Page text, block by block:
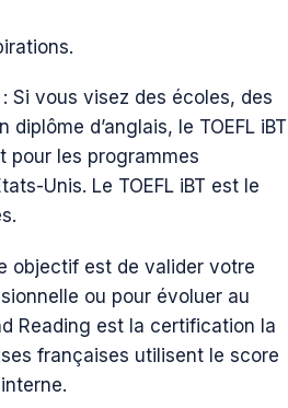
Si vous visez des écoles, des
d’anglais, le TOEFL iBT
pour les programmes
Unis. Le TOEFL iBT est le
objectif est de valider votre
ou pour évoluer au
Reading est la certification la
françaises utilisent le score